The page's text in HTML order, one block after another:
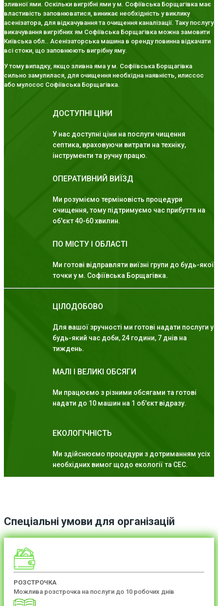
зливної ями. Оскільки вигрібні ями у м. Софіївська Борщагівка має
властивість заповнюватися, виникає необхідність у виклику
асенізатора, для відкачування та очищення каналізації. Таку послугу
викачування вигрібних ям Софіївська Борщагівка можна замовити
Київська обл.. Асенізаторська машина в оренду повинна відкачати
всі стоки, що заповнюють вигрібну яму.
У тому випадку, якщо зливна яма у м. Софіївська Борщагівка
сильно замулилася, для очищення необхідна наявність, илиссос
або мулосос Софіївська Борщагівка.
ДОСТУПНІ ЦІНИ
У нас доступні ціни на послуги чищення
септика, враховуючи витрати на техніку,
інструменти та ручну працю.
ОПЕРАТИВНИЙ ВИЇЗД
Ми розуміємо терміновість процедури
очищення, тому підтримуємо час прибуття на
об'єкт 40-60 хвилин.
ПО МІСТУ І ОБЛАСТІ
Ми готові відправляти виїзні групи до будь-якої
точки у м. Софіївська Борщагівка.
ЦІЛОДОБОВО
Для вашої зручності ми готові надати послуги у
будь-який час доби, 24 години, 7 днів на
тиждень.
МАЛІ І ВЕЛИКІ ОБСЯГИ
Ми працюємо з різними обсягами та готові
надати до 10 машин на 1 об'єкт відразу.
ЕКОЛОГІЧНІСТЬ
Ми здійснюємо процедури з дотриманням усіх
необхідних вимог щодо екології та СЕС.
Спеціальні умови для організацій
РОЗСТРОЧКА
Можлива розстрочка на послуги до 10 робочих днів